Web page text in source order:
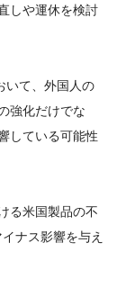
しや運休を検討
いて、外国人の
強化だけでな
している可能性
る米国製品の不
ナス影響を与え